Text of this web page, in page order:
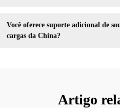
Você oferece suporte adicional de
cargas da China?
Artigo